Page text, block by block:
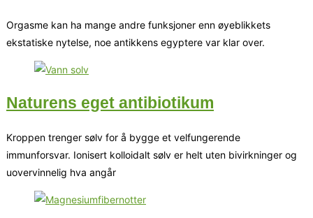
Orgasme kan ha mange andre funksjoner enn øyeblikkets
ekstatiske nytelse, noe antikkens egyptere var klar over.
Naturens eget antibiotikum
Kroppen trenger sølv for å bygge et velfungerende
immunforsvar. Ionisert kolloidalt sølv er helt uten bivirkninger og
uovervinnelig hva angår